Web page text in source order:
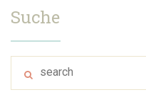
Suche